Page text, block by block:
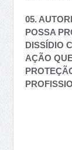
05.
POSSA
DISSÍDIO
AÇÃO